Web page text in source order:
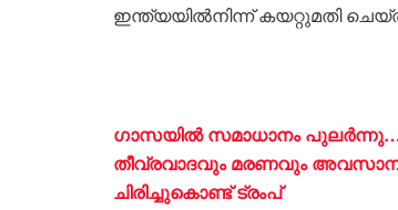
ഇന്ത്യയിൽനിന്ന് കയറ്റുമതി
ഗാസയിൽ സമാധാനം പുലർന്നു…
തീവ്രവാദവും മരണവും
ചിരിച്ചുകൊണ്ട് ട്രംപ്